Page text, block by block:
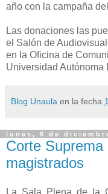
año con la campaña
Las donaciones las
el Salón de
en la Oficina de
Universidad Autónoma
Blog Unaula en la fecha
lunes, 6 de
Corte
magistrados
La Sala Plena de la